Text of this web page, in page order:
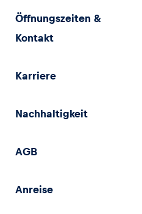
Öffnungszeiten &
Kontakt
Karriere
Nachhaltigkeit
AGB
Anreise